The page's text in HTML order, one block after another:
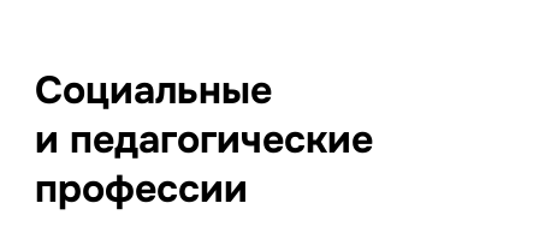
Социальные
и педагогические
профессии